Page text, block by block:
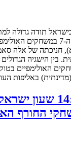
תודה גדולה
זליקמן, שסיימה במקום ה-7
חניכתה של אלה
בין הישגיה הגדולים
באליפות
מחר בשעה 14:00
החורף